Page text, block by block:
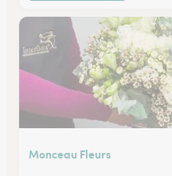
Monceau Fleurs